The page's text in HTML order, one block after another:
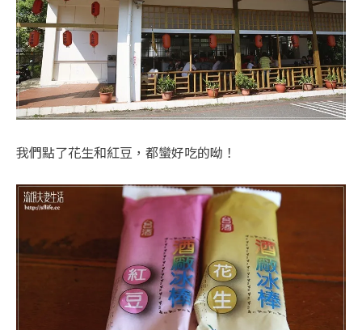
我們點了花生和紅豆，都蠻好吃的呦！